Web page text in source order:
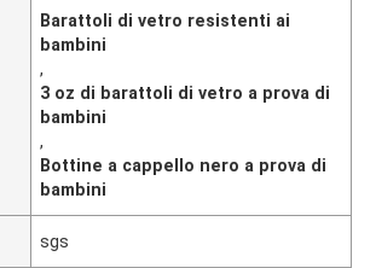
Barattoli di vetro resistenti ai
bambini
,
3 oz di barattoli di vetro a prova di
bambini
,
Bottine a cappello nero a prova di
bambini
sgs